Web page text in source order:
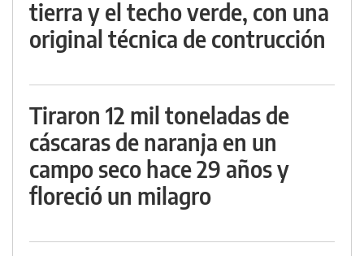
tierra y el techo verde, con una
original técnica de contrucción
Tiraron 12 mil toneladas de
cáscaras de naranja en un
campo seco hace 29 años y
floreció un milagro